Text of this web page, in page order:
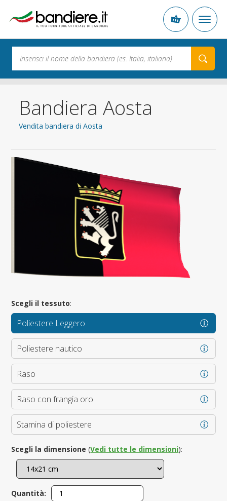
Bandiera Aosta
Vendita bandiera di Aosta
Scegli il tessuto:
Poliestere Leggero
Poliestere nautico
Raso
Raso con frangia oro
Stamina di poliestere
Scegli la dimensione (Vedi tutte le dimensioni):
Quantità: